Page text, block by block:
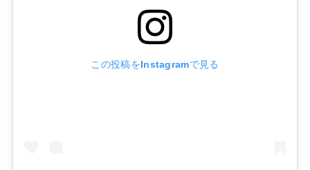
この投稿をInstagramで見る